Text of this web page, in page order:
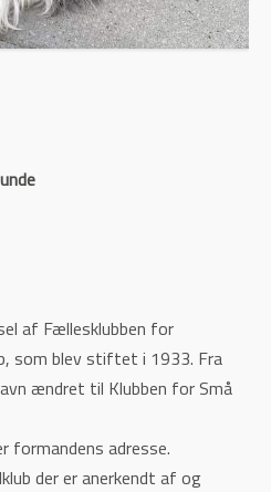
af Fællesklubben for
som blev stiftet i 1933. Fra
ændret til Klubben for Små
formandens adresse.
der er anerkendt af og